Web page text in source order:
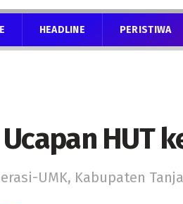
HEADLINE PERISTIWA
HUT
UMK, Kabupaten